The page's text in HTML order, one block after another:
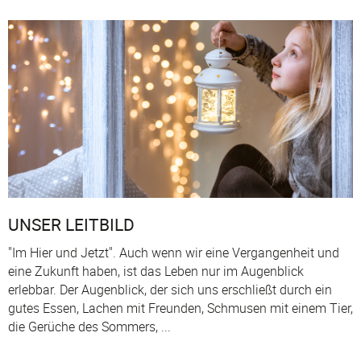
UNSER LEITBILD
"Im Hier und Jetzt". Auch wenn wir eine Vergangenheit und
eine Zukunft haben, ist das Leben nur im Augenblick
erlebbar. Der Augenblick, der sich uns erschließt durch ein
gutes Essen, Lachen mit Freunden, Schmusen mit einem Tier,
die Gerüche des Sommers, ...